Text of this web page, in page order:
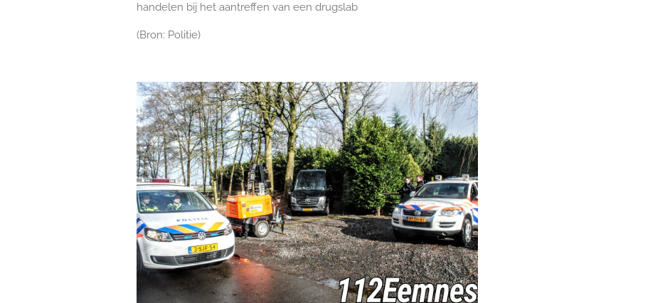
handelen bij het aantreffen van een drugslab
(Bron: Politie)